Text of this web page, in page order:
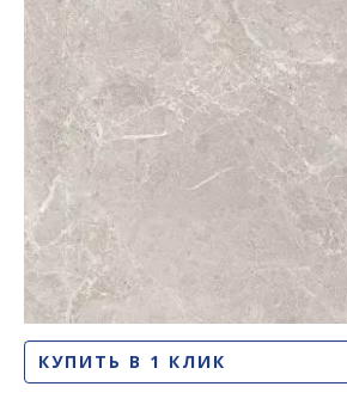
КУПИТЬ В 1 КЛИК